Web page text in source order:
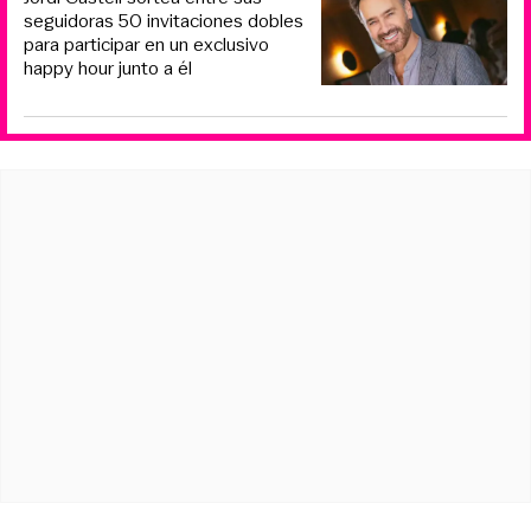
seguidoras 50 invitaciones dobles
para participar en un exclusivo
happy hour junto a él